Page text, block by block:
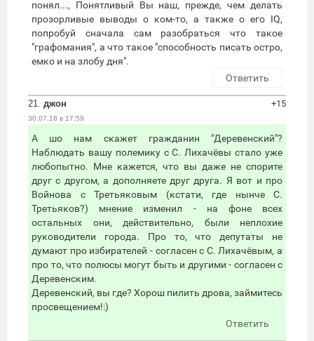
понял..., Понятливый Вы наш, прежде, чем делать
прозорливые выводы о ком-то, а также о его IQ,
попробуй сначала сам разобраться что такое
"графомания", а что такое "способность писать остро,
емко и на злобу дня".
Ответить
21. джон
30.07.18 в 17:59
+15
А шо нам скажет гражданин "Деревенский"?
Наблюдать вашу полемику с С. Лихачёвы стало уже
любопытно. Мне кажется, что вы даже не спорите
друг с другом, а дополняете друг друга. Я вот и про
Войнова с Третьяковым (кстати, где нынче С.
Третьяков?) мнение изменил - на фоне всех
остальных они, действительно, были неплохие
руководители города. Про то, что депутаты не
думают про избирателей - согласен с С. Лихачёвым, а
про то, что полюсы могут быть и другими - согласен с
Деревенским.
Деревенский, вы где? Хорош пилить дрова, займитесь
просвещением!:)
Ответить